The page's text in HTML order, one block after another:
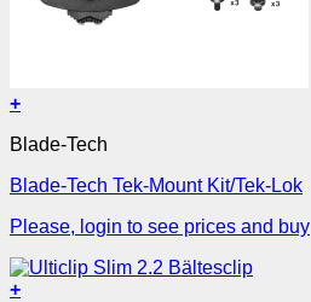
+
Blade-Tech
Blade-Tech Tek-Mount Kit/Tek-Lok
Please, login to see prices and buy
+